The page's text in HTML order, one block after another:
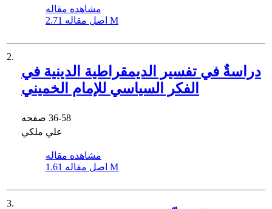
مشاهده مقاله
اصل مقاله 2.71 M
2.
دراسةٌ في تفسیر الدیمقراطیة الدینیة في
الفكر السیاسي للإمام الخمیني
36-58
علي ملکي
مشاهده مقاله
اصل مقاله 1.61 M
3.